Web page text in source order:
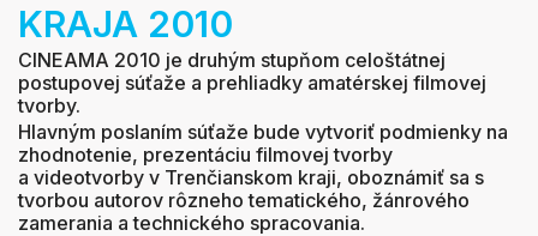
KRAJA 2010
CINEAMA 2010 je druhým stupňom celoštátnej
postupovej súťaže a prehliadky amatérskej filmovej
tvorby.
Hlavným poslaním súťaže bude vytvoriť podmienky na
zhodnotenie, prezentáciu filmovej tvorby
a videotvorby v Trenčianskom kraji, oboznámiť sa s
tvorbou autorov rôzneho tematického, žánrového
zamerania a technického spracovania.